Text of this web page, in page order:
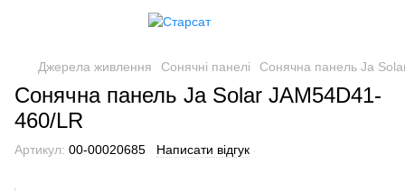
Джерела живлення Сонячні панелі Сонячна панель Ja
Сонячна панель Ja Solar JAM54D41-
460/LR
Артикул: 00-00020685 Написати відгук